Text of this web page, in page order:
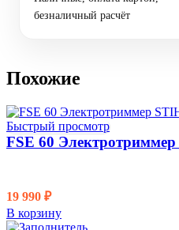
безналичный расчёт
Похожие
Быстрый просмотр
FSE 60
19 990 ₽
В корзину